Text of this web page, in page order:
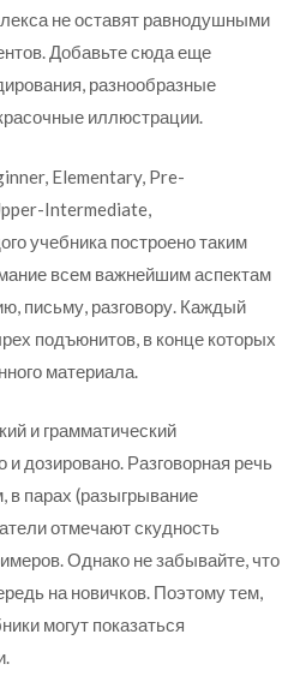
не оставят равнодушными
Добавьте сюда еще
разнообразные
иллюстрации.
Elementary, Pre-
Intermediate,
учебника построено таким
всем важнейшим аспектам
письму, разговору. Каждый
подъюнитов, в конце которых
материала.
и грамматический
и дозировано. Разговорная речь
в парах (разыгрывание
отмечают скудность
Однако не забывайте, что
на новичков. Поэтому тем,
могут показаться